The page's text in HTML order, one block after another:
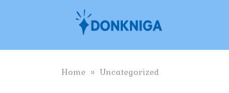
Home » Uncategorized